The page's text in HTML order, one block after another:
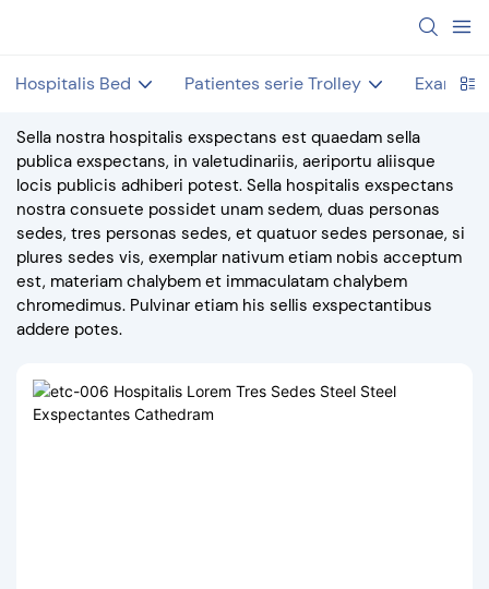
Hospitalis Bed Patientes serie Trolley Examen
Sella nostra hospitalis exspectans est quaedam sella
publica exspectans, in valetudinariis, aeriportu aliisque
locis publicis adhiberi potest. Sella hospitalis exspectans
nostra consuete possidet unam sedem, duas personas
sedes, tres personas sedes, et quatuor sedes personae, si
plures sedes vis, exemplar nativum etiam nobis acceptum
est, materiam chalybem et immaculatam chalybem
chromedimus. Pulvinar etiam his sellis exspectantibus
addere potes.